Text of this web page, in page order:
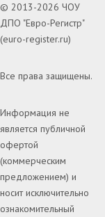
© 2013-2026 ЧОУ
ДПО "Евро-Регистр"
(euro-register.ru)
Все права защищены.
Информация не
является публичной
офертой
(коммерческим
предложением) и
носит исключительно
ознакомительный